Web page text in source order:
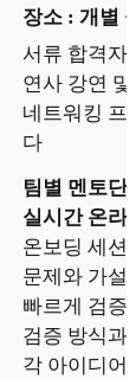
장소 : 개별
서류 합격자
연사 강연
네트워킹 프
다
팀별 멘토단
실시간 온라
온보딩 세션
문제와 가설
빠르게 검증
검증 방식과
각 아이디어